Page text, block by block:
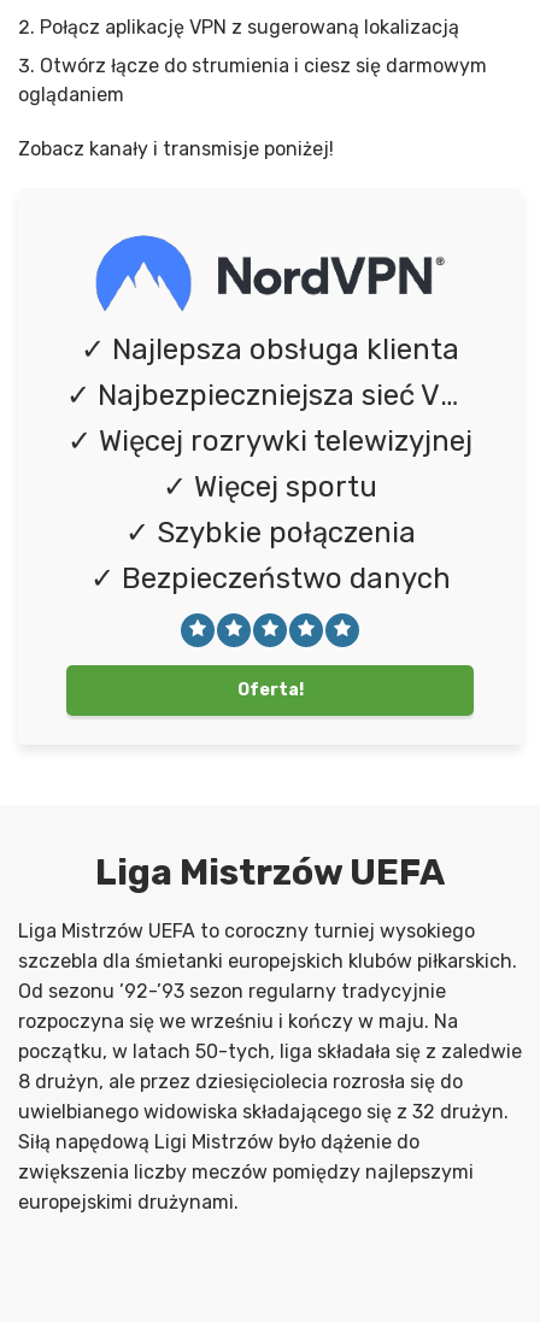
Połącz aplikację VPN z sugerowaną lokalizacją
Otwórz łącze do strumienia i ciesz się darmowym
oglądaniem
Zobacz kanały i transmisje poniżej!
✓ Najlepsza obsługa klienta
✓ Najbezpieczniejsza sieć VPN
✓ Więcej rozrywki telewizyjnej
✓ Więcej sportu
✓ Szybkie połączenia
✓ Bezpieczeństwo danych
Oferta!
Liga Mistrzów UEFA
Liga Mistrzów UEFA to coroczny turniej wysokiego
szczebla dla śmietanki europejskich klubów piłkarskich.
Od sezonu ’92-’93 sezon regularny tradycyjnie
rozpoczyna się we wrześniu i kończy w maju. Na
początku, w latach 50-tych, liga składała się z zaledwie
8 drużyn, ale przez dziesięciolecia rozrosła się do
uwielbianego widowiska składającego się z 32 drużyn.
Siłą napędową Ligi Mistrzów było dążenie do
zwiększenia liczby meczów pomiędzy najlepszymi
europejskimi drużynami.